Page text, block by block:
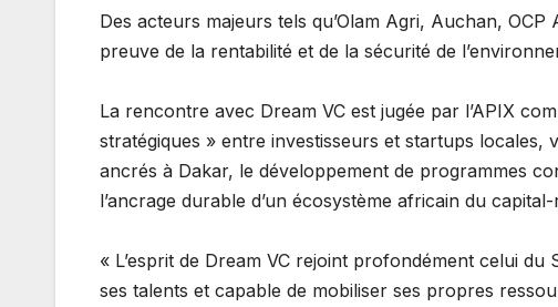
​Des acteurs majeurs tels qu’Olam Agri, Auchan,
preuve de la rentabilité et de la sécurité de
​La rencontre avec Dream VC est jugée par l’APIX
stratégiques » entre investisseurs et startups locales,
ancrés à Dakar, le développement de programmes
l’ancrage durable d’un écosystème africain du capital-
« L’esprit de Dream VC rejoint profondément celui
ses talents et capable de mobiliser ses propres